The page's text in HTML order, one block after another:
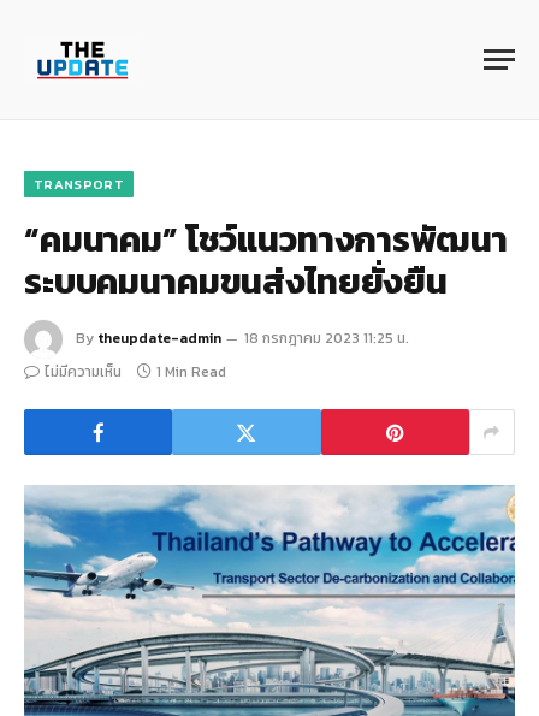
TRANSPORT
“คมนาคม” โชว์แนวทางการพัฒนา
ระบบคมนาคมขนส่งไทยยั่งยืน
By theupdate-admin
18 กรกฎาคม 2023 11:25 น.
ไม่มีความเห็น
1 Min Read